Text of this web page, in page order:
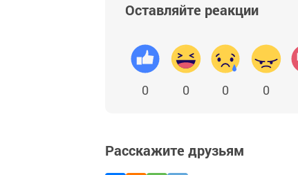
Оставляйте реакции
0 0 0 0
Расскажите друзьям